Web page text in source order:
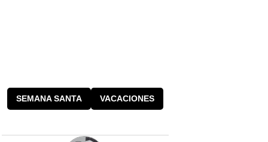
SEMANA SANTA VACACIONES